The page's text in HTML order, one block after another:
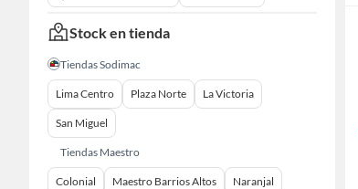
Stock en tienda
Tiendas Sodimac
Lima Centro Plaza Norte La Victoria
San Miguel
Tiendas Maestro
Colonial Maestro Barrios Altos
Naranjal